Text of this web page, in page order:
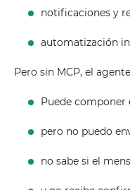
notificaciones y
automatización
Pero sin MCP, el
Puede componer
pero no puedo
no sabe si el